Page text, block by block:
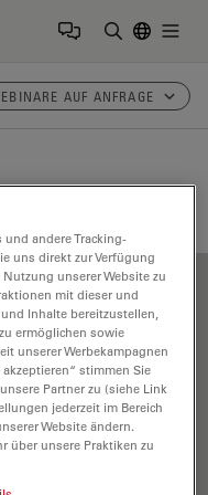
AUF ANFRAGE
andere Tracking-
uns direkt zur Verfügung
unserer Website zu
mit dieser und
Inhalte bereitzustellen,
ermöglichen sowie
unserer Werbekampagnen
stimmen Sie
Partner zu (siehe Link
jederzeit im Bereich
Website ändern.
über unsere Praktiken zu